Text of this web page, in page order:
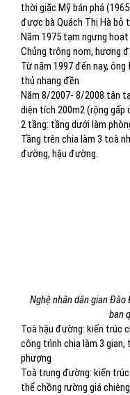
thời giặc Mỹ bán phá
được bà Quách Thị Hà bỏ
Năm 1975 tạm ngưng
Chủng trông nom, hương
Từ năm 1997 đến nay,
thủ nhang đền
Năm 8/2007- 8/2008 tân
diện tích 200m2 (rộng
2 tầng: tầng dưới làm
Tầng trên chia làm 3 toà
đường, hậu đường.
Nghệ nhân dân gian Đào
ban
Toà hậu đường: kiến trúc
công trình chia làm 3
phượng
Toà trung đường: kiến
thể chồng rường giá